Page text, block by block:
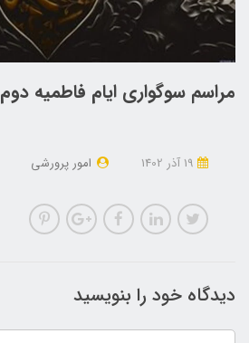
مراسم سوگواری ایام فاطمیه دوم
امور پرورشی
دیدگاه خود را بنویسید